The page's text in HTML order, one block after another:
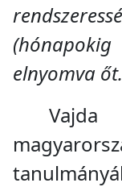
elnyomva
Vajda